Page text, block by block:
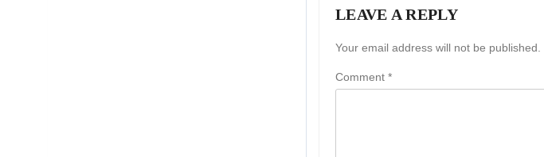
LEAVE A REPLY
Your email address will not be published.
Comment *